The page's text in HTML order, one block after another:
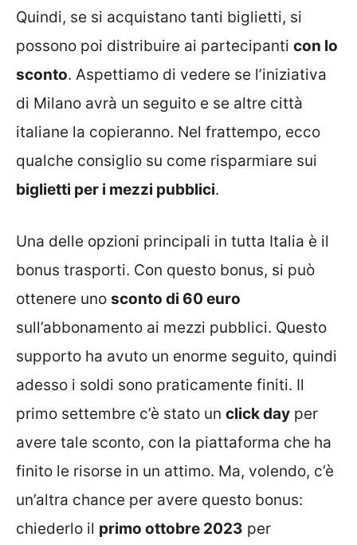
Quindi, se si acquistano tanti biglietti, si
possono poi distribuire ai partecipanti con lo
sconto. Aspettiamo di vedere se l’iniziativa
di Milano avrà un seguito e se altre città
italiane la copieranno. Nel frattempo, ecco
qualche consiglio su come risparmiare sui
biglietti per i mezzi pubblici.
Una delle opzioni principali in tutta Italia è il
bonus trasporti. Con questo bonus, si può
ottenere uno sconto di 60 euro
sull’abbonamento ai mezzi pubblici. Questo
supporto ha avuto un enorme seguito, quindi
adesso i soldi sono praticamente finiti. Il
primo settembre c’è stato un click day per
avere tale sconto, con la piattaforma che ha
finito le risorse in un attimo. Ma, volendo, c’è
un’altra chance per avere questo bonus:
chiederlo il primo ottobre 2023 per